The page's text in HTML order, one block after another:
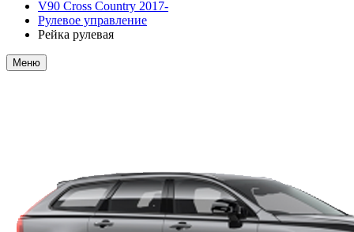
V90 Cross Country 2017-
Рулевое управление
Рейка рулевая
Меню